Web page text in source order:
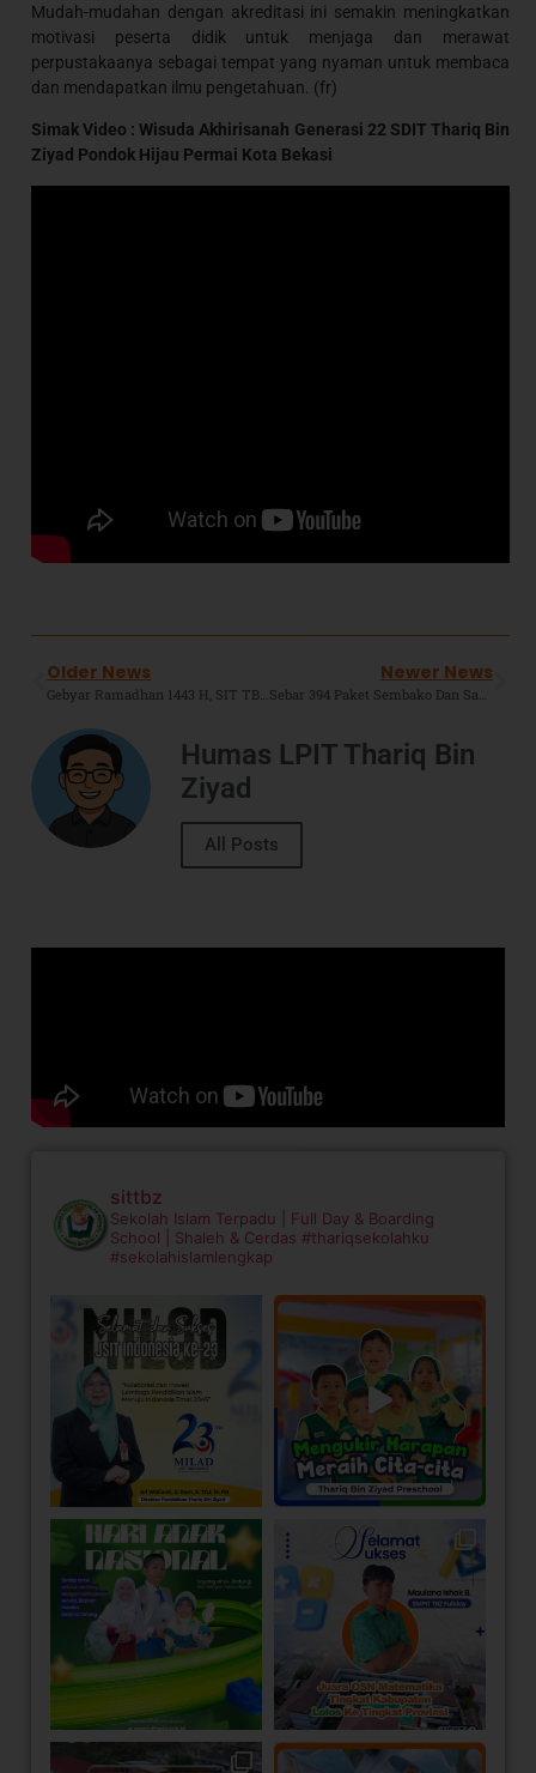
Mudah-mudahan dengan akreditasi ini semakin meningkatkan
motivasi peserta didik untuk menjaga dan merawat
perpustakaanya sebagai tempat yang nyaman untuk membaca
dan mendapatkan ilmu pengetahuan. (fr)
Simak Video : Wisuda Akhirisanah Generasi 22 SDIT Thariq Bin
Ziyad Pondok Hijau Permai Kota Bekasi
Older News
Gebyar Ramadhan 1443 H, SIT TBZ Mengadakan Lomba MHQ Bagi Siswanya Dari Tingkat SD Hingga SMA.
Newer News
Sebar 394 Paket Sembako Dan Santunan Yatim, Forlas SMPIT TBZ Fullday Berbagi Berkah Ramadhan 1443 H.
Humas LPIT Thariq Bin
Ziyad
All Posts
sittbz
Sekolah Islam Terpadu | Full Day & Boarding
School | Shaleh & Cerdas #thariqsekolahku
#sekolahislamlengkap